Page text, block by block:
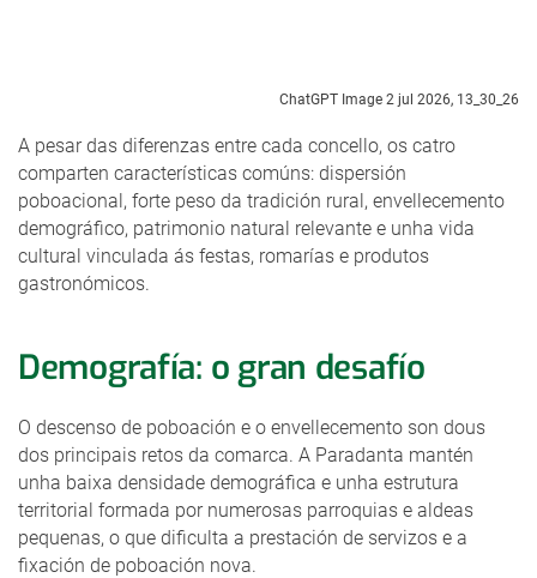
ChatGPT Image 2 jul 2026, 13_30_26
A pesar das diferenzas entre cada concello, os catro
comparten características comúns: dispersión
poboacional, forte peso da tradición rural, envellecemento
demográfico, patrimonio natural relevante e unha vida
cultural vinculada ás festas, romarías e produtos
gastronómicos.
Demografía: o gran desafío
O descenso de poboación e o envellecemento son dous
dos principais retos da comarca. A Paradanta mantén
unha baixa densidade demográfica e unha estrutura
territorial formada por numerosas parroquias e aldeas
pequenas, o que dificulta a prestación de servizos e a
fixación de poboación nova.